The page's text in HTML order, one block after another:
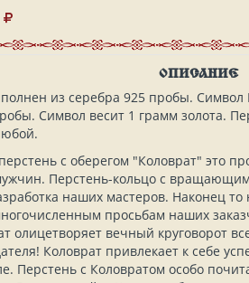
ОПИСАНИЕ
из серебра 925 пробы.
Символ весит 1 грамм золота.
с оберегом "Коловрат" это
Перстень-кольцо с
наших мастеров. Наконец
просьбам наших
олицетворяет вечный круговорот
Коловрат привлекает к себе
Перстень с Коловратом особо